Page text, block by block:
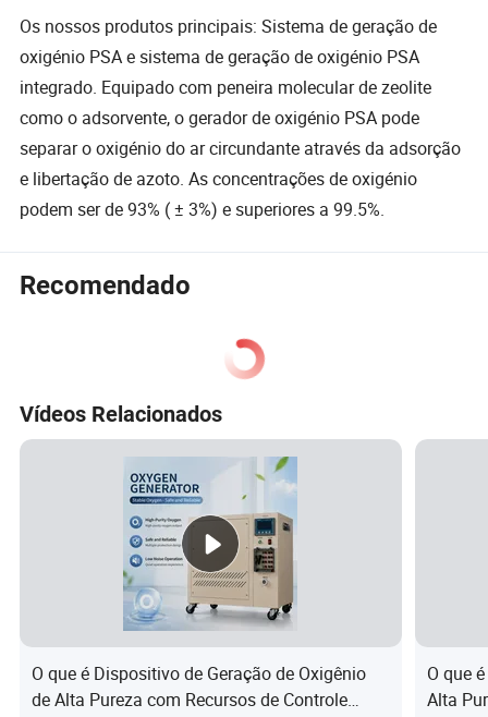
Os nossos produtos principais: Sistema de geração de
oxigénio PSA e sistema de geração de oxigénio PSA
integrado. Equipado com peneira molecular de zeolite
como o adsorvente, o gerador de oxigénio PSA pode
separar o oxigénio do ar circundante através da adsorção
e libertação de azoto. As concentrações de oxigénio
podem ser de 93% ( ± 3%) e superiores a 99.5%.
Recomendado
Vídeos Relacionados
O que é Dispositivo de Geração de Oxigênio
de Alta Pureza com Recursos de Controle
O que
Alta